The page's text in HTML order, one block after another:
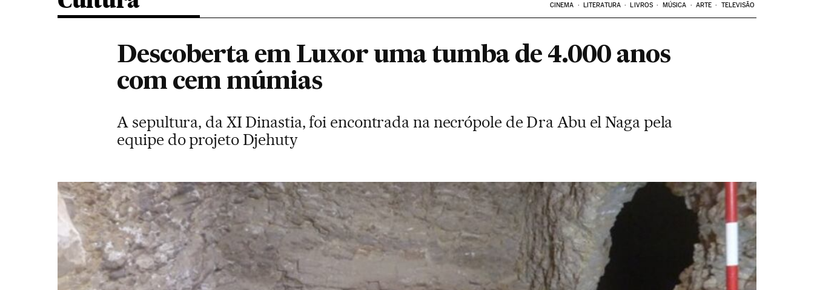
CINEMA LITERATURA LIVROS MÚSICA ARTE TELEVISÃO
Descoberta em Luxor uma tumba de 4.000 anos
com cem múmias
A sepultura, da XI Dinastia, foi encontrada na necrópole de Dra Abu el Naga pela
equipe do projeto Djehuty